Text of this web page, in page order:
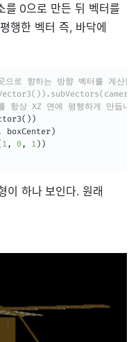
를 0으로 만든 뒤 벡터를
행한 벡터 즉, 바닥에
로 향하는 방향 벡터를 계산합
항상 XZ 면에 평행하게 만듭니
( ) )
boxCenter)
1, 0, 1) )
이 하나 보인다. 원래